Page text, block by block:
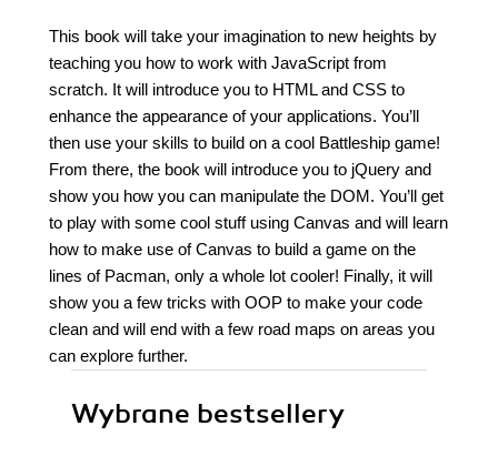
This book will take your imagination to new heights by
teaching you how to work with JavaScript from
scratch. It will introduce you to HTML and CSS to
enhance the appearance of your applications. You’ll
then use your skills to build on a cool Battleship game!
From there, the book will introduce you to jQuery and
show you how you can manipulate the DOM. You’ll get
to play with some cool stuff using Canvas and will learn
how to make use of Canvas to build a game on the
lines of Pacman, only a whole lot cooler! Finally, it will
show you a few tricks with OOP to make your code
clean and will end with a few road maps on areas you
can explore further.
Wybrane bestsellery